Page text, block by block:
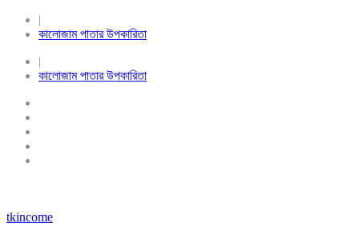
|
কালোজাম পাতার উপকারিতা
|
কালোজাম পাতার উপকারিতা
tkincome